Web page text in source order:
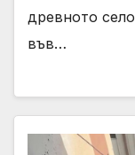
древното
във…